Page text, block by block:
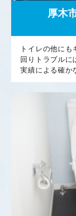
厚木
トイレの他に
回りトラブルに
実績による確か